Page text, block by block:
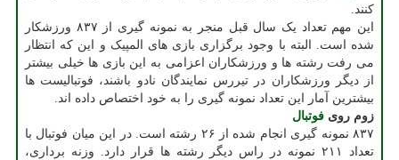
کنند.
این مهم تعداد یک سال قبل منجر به نمونه گیری از ۸۳۷ ورزشکار
شده است. البته با وجود برگزاری بازی های المپیک و این که انتظار
می رفت رشته ها و ورزشکاران اعزامی به این بازی ها خیلی بیشتر
از دیگر ورزشکاران در تیررس نمایندگان نادو باشند، فوتبالیست ها
بیشترین آمار این تعداد نمونه گیری را به خود اختصاص داده اند.
زوم روی فوتبال
۸۳۷ نمونه گیری انجام شده از ۲۶ رشته است. در این میان فوتبال با
تعداد ۲۱۱ نمونه در راس دیگر رشته ها قرار دارد. وزنه برداری،